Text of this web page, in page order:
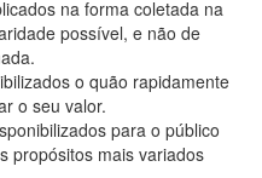
na forma coletada na
possível, e não de
o quão rapidamente
o seu valor.
para o público
propósitos mais variados